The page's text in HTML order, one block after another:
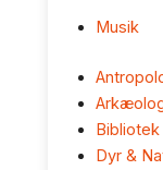
Musik
Dyr &